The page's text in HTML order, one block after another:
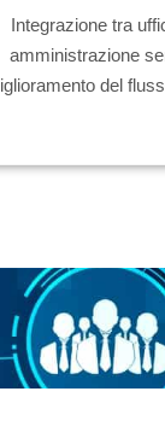
Integrazione tra
amministrazione
del